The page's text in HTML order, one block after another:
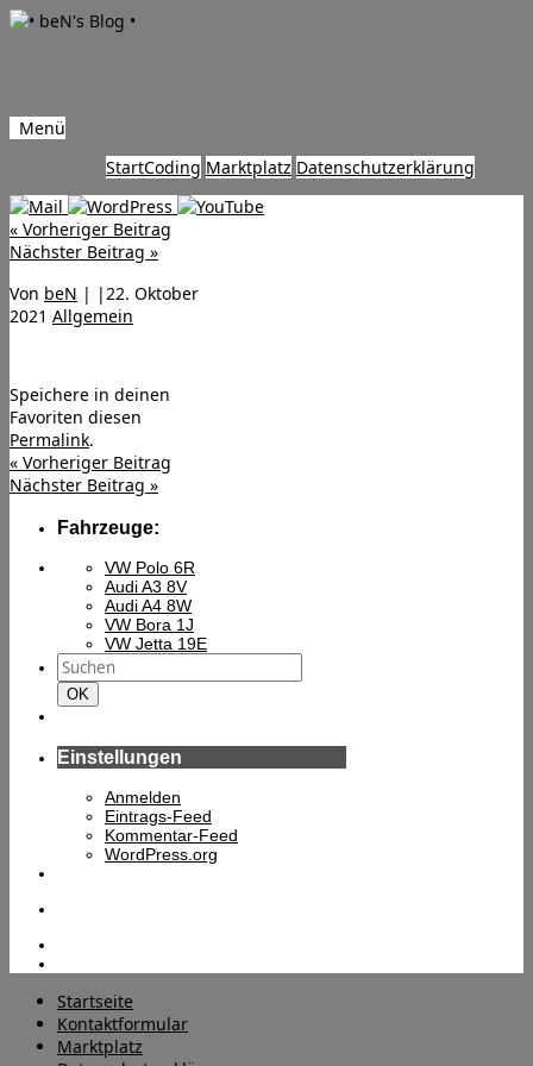
Menü
springen
StartCoding Marktplatz Datenschutzerklärung
« Vorheriger Beitrag
Nächster Beitrag »
Von beN | |22. Oktober
2021 Allgemein
Speichere in deinen
Favoriten diesen
Permalink.
« Vorheriger Beitrag
Nächster Beitrag »
Fahrzeuge:
VW Polo 6R
Audi A3 8V
Audi A4 8W
VW Bora 1J
VW Jetta 19E
Suchen
nach:
Suchen
OK
Einstellungen
Anmelden
Eintrags-Feed
Kommentar-Feed
WordPress.org
Startseite
Kontaktformular
Marktplatz